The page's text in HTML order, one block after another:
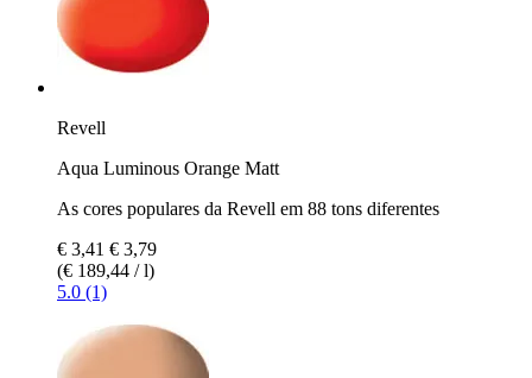
Revell
Aqua Luminous Orange Matt
As cores populares da Revell em 88 tons diferentes
€ 3,41 € 3,79
(€ 189,44 / l)
5.0 (1)